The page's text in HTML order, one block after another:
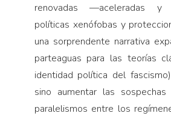
renovadas —aceleradas y
políticas xenófobas y
una sorprendente narrativa
parteaguas para las teorías
identidad política del
sino aumentar las
paralelismos entre los